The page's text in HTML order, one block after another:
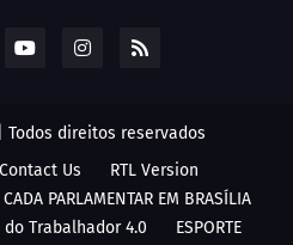
Todos direitos reservados
Contact Us
RTL Version
PARLAMENTAR EM BRASÍLIA
do Trabalhador 4.0 ESPORTE